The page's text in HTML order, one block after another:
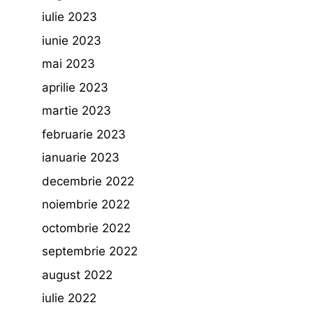
iulie 2023
iunie 2023
mai 2023
aprilie 2023
martie 2023
februarie 2023
ianuarie 2023
decembrie 2022
noiembrie 2022
octombrie 2022
septembrie 2022
august 2022
iulie 2022